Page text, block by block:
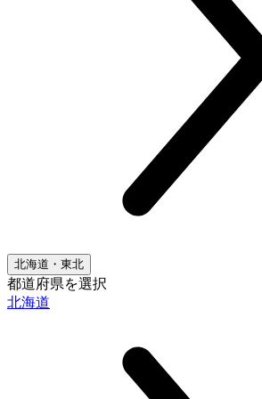
北海道・東北
都道府県を選択
北海道